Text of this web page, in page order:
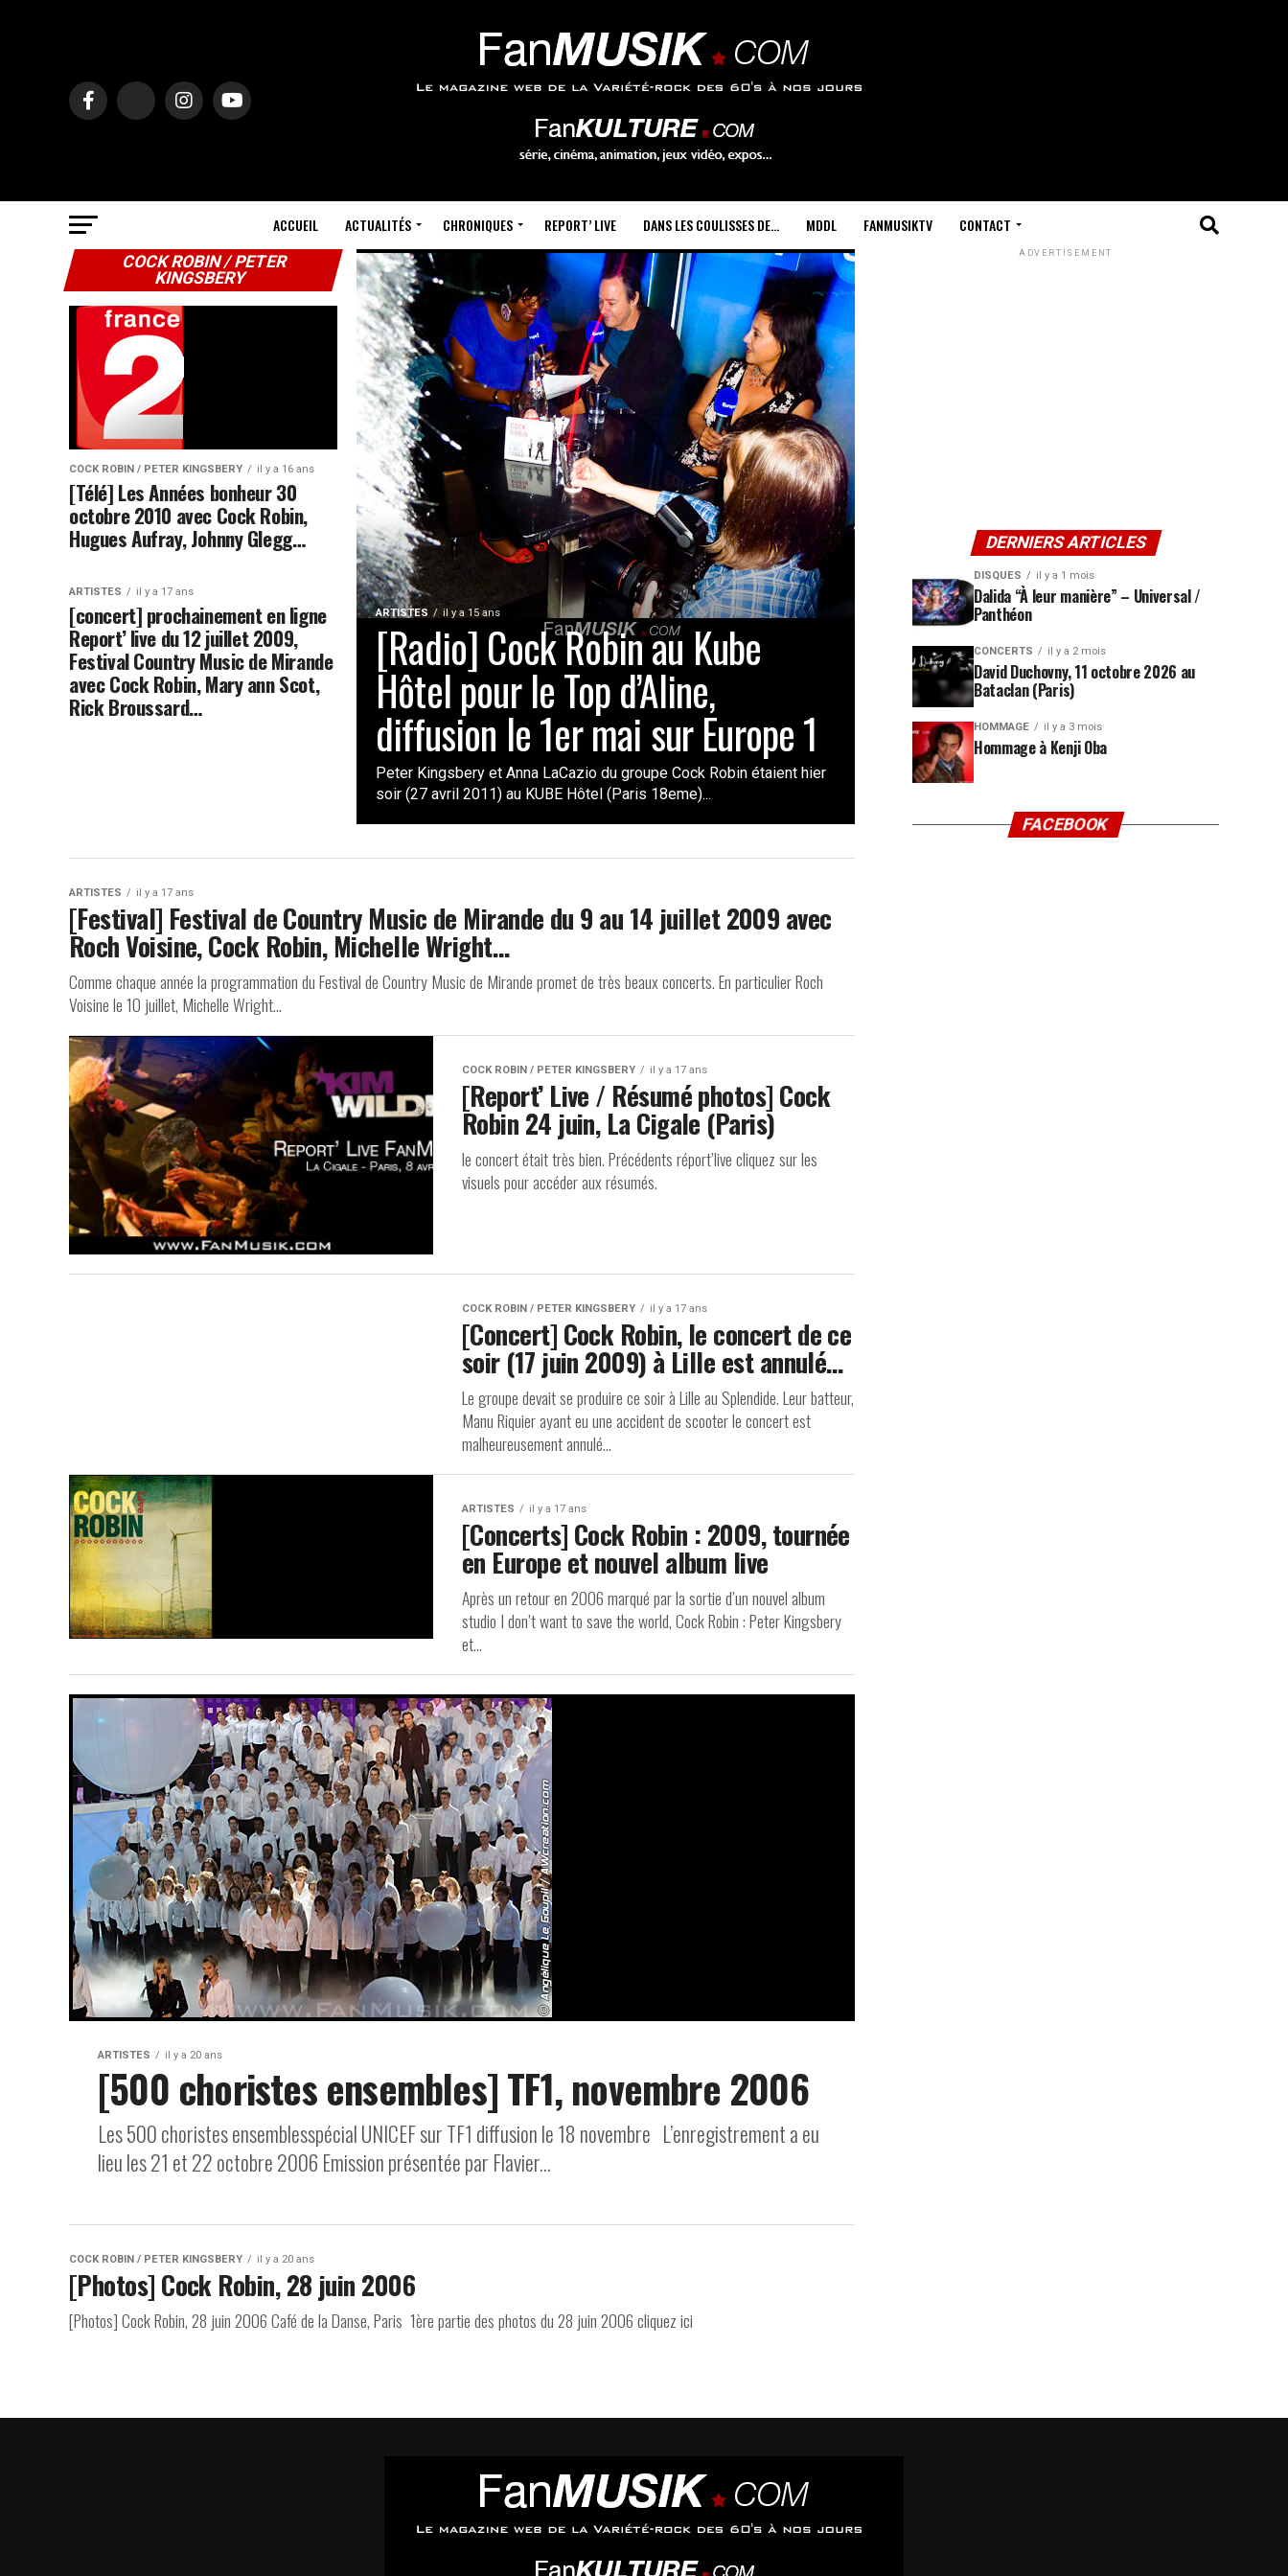
ACCUEIL ACTUALITÉS CHRONIQUES REPORT’ LIVE DANS LES COULISSES DE… MDDL FANMUSIKTV CONTACT
ARTISTES il y a 15 ans
[Radio] Cock Robin au Kube
Hôtel pour le Top d’Aline,
diffusion le 1er mai sur Europe 1
Peter Kingsbery et Anna LaCazio du groupe Cock Robin étaient hier
soir (27 avril 2011) au KUBE Hôtel (Paris 18eme)...
COCK ROBIN / PETER
KINGSBERY
COCK ROBIN / PETER KINGSBERY il y a 16 ans
[Télé] Les Années bonheur 30
octobre 2010 avec Cock Robin,
Hugues Aufray, Johnny Glegg…
ARTISTES il y a 17 ans
[concert] prochainement en ligne
Report’ live du 12 juillet 2009,
Festival Country Music de Mirande
avec Cock Robin, Mary ann Scot,
Rick Broussard…
ARTISTES il y a 17 ans
[Festival] Festival de Country Music de Mirande du 9 au 14 juillet 2009 avec
Roch Voisine, Cock Robin, Michelle Wright…
Comme chaque année la programmation du Festival de Country Music de Mirande promet de très beaux concerts. En particulier Roch
Voisine le 10 juillet, Michelle Wright...
COCK ROBIN / PETER KINGSBERY il y a 17 ans
[Report’ Live / Résumé photos] Cock
Robin 24 juin, La Cigale (Paris)
le concert était très bien. Précédents réport’live cliquez sur les
visuels pour accéder aux résumés.
COCK ROBIN / PETER KINGSBERY il y a 17 ans
[Concert] Cock Robin, le concert de ce
soir (17 juin 2009) à Lille est annulé…
Le groupe devait se produire ce soir à Lille au Splendide. Leur batteur,
Manu Riquier ayant eu une accident de scooter le concert est
malheureusement annulé...
ARTISTES il y a 17 ans
[Concerts] Cock Robin : 2009, tournée
en Europe et nouvel album live
Après un retour en 2006 marqué par la sortie d’un nouvel album
studio I don’t want to save the world, Cock Robin : Peter Kingsbery
et...
ARTISTES il y a 20 ans
[500 choristes ensembles] TF1, novembre 2006
Les 500 choristes ensemblesspécial UNICEF sur TF1 diffusion le 18 novembre L’enregistrement a eu
lieu les 21 et 22 octobre 2006 Emission présentée par Flavier...
COCK ROBIN / PETER KINGSBERY il y a 20 ans
[Photos] Cock Robin, 28 juin 2006
[Photos] Cock Robin, 28 juin 2006 Café de la Danse, Paris 1ère partie des photos du 28 juin 2006 cliquez ici
ADVERTISEMENT
DERNIERS ARTICLES
DISQUES il y a 1 mois
Dalida “À leur manière” – Universal /
Panthéon
CONCERTS il y a 2 mois
David Duchovny, 11 octobre 2026 au
Bataclan (Paris)
HOMMAGE il y a 3 mois
Hommage à Kenji Oba
FACEBOOK